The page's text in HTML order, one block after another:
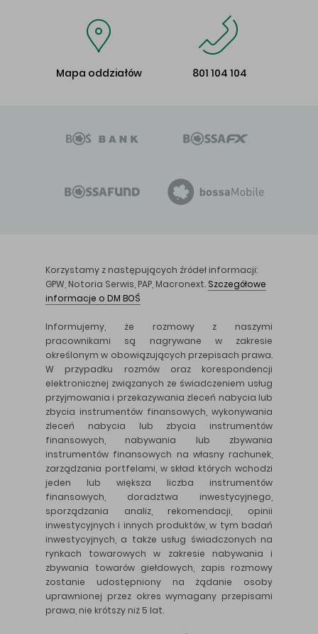
Mapa oddziałów 801 104 104
Korzystamy z następujących źródeł informacji:
GPW, Notoria Serwis, PAP, Macronext. Szczegółowe
informacje o DM BOŚ
Informujemy, że rozmowy z naszymi
pracownikami są nagrywane w zakresie
określonym w obowiązujących przepisach prawa.
W przypadku rozmów oraz korespondencji
elektronicznej związanych ze świadczeniem usług
przyjmowania i przekazywania zleceń nabycia lub
zbycia instrumentów finansowych, wykonywania
zleceń nabycia lub zbycia instrumentów
finansowych, nabywania lub zbywania
instrumentów finansowych na własny rachunek,
zarządzania portfelami, w skład których wchodzi
jeden lub większa liczba instrumentów
finansowych, doradztwa inwestycyjnego,
sporządzania analiz, rekomendacji, opinii
inwestycyjnych i innych produktów, w tym badań
inwestycyjnych, a także usług świadczonych na
rynkach towarowych w zakresie nabywania i
zbywania towarów giełdowych, zapis rozmowy
zostanie udostępniony na żądanie osoby
uprawnionej przez okres wymagany przepisami
prawa, nie krótszy niż 5 lat.